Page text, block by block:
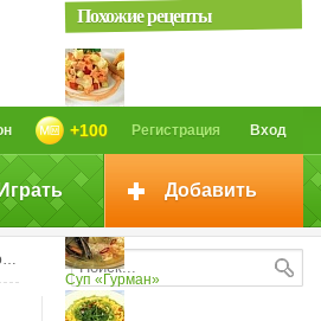
Вход
Регистрация
+100
Добавить
Похожие рецепты
Салат "Гурман" из свиных...
Суп «Гурман»